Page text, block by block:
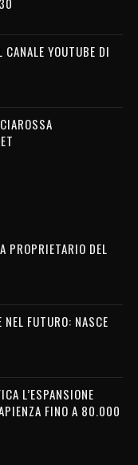
YOUTUBE DI
PROPRIETARIO DEL
FUTURO: NASCE
L’ESPANSIONE
FINO A 80.000